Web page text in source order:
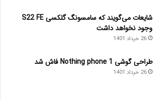
شایعات می‌گویند که سامسونگ گلکسی S22 FE
وجود نخواهد داشت
26 خرداد 1401
طراحی گوشی Nothing phone 1 فاش شد
26 خرداد 1401